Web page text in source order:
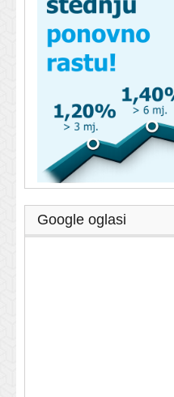
Google oglasi